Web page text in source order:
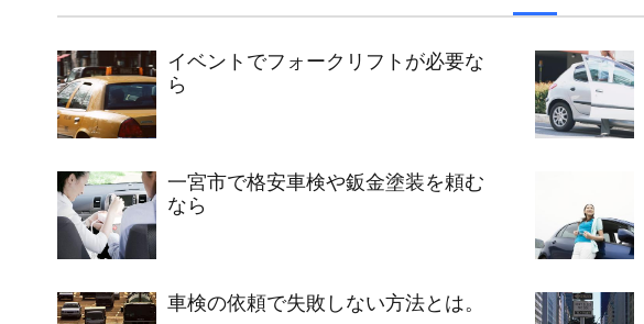
イベントでフォークリフトが必要な
ら
一宮市で格安車検や鈑金塗装を頼む
なら
車検の依頼で失敗しない方法とは。